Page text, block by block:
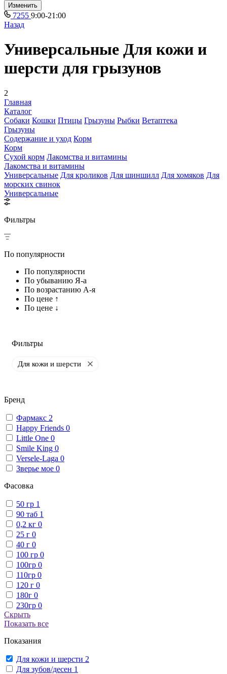
Изменить
7255 9:00-21:00
Назад
Универсальные Для кожи и
шерсти для грызунов
2
Главная
Каталог
Собаки Кошки Птицы Грызуны Рыбки Ветаптека
Грызуны
Содержание и уход Корм
Корм
Сухой корм Лакомства и витамины
Лакомства и витамины
Универсальные Для кроликов Для шиншилл Для хомяков Для
морских свинок
Универсальные
Фильтры
По популярности
По популярности
По убыванию Я-а
По возрастанию А-я
По цене ↑
По цене ↓
Фильтры
Для кожи и шерсти
Бренд
Фармакс 2
Happy Friends 0
Little One 0
Smile King 0
Versele-Laga 0
Зверье мое 0
Фасовка
50 гр 1
90 таб 1
0,2 кг 0
25 г 0
40 г 0
100 гр 0
100гр 0
110гр 0
120 г 0
180г 0
230гр 0
Скрыть
Показать все
Показания
Для кожи и шерсти 2
Для зубов/десен 1